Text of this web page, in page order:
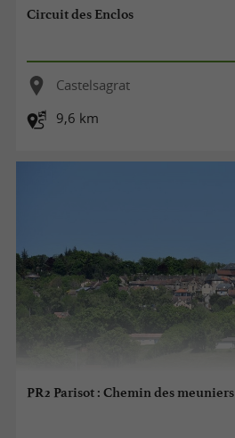
Circuit des Enclos
Castelsagrat
9,6 km
PR2 Parisot : Chemin des meuniers